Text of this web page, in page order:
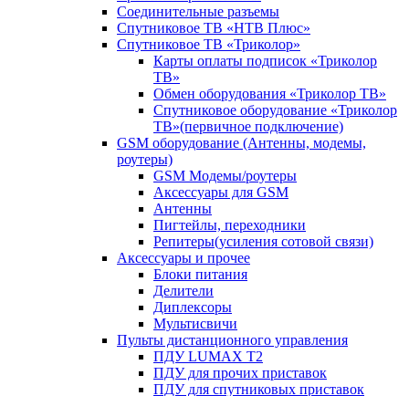
Соединительные разъемы
Спутниковое ТВ «НТВ Плюс»
Спутниковое ТВ «Триколор»
Карты оплаты подписок «Триколор
ТВ»
Обмен оборудования «Триколор ТВ»
Спутниковое оборудование «Триколор
ТВ»(первичное подключение)
GSM оборудование (Антенны, модемы,
роутеры)
GSM Модемы/роутеры
Аксессуары для GSM
Антенны
Пигтейлы, переходники
Репитеры(усиления сотовой связи)
Аксессуары и прочее
Блоки питания
Делители
Диплексоры
Мультисвичи
Пульты дистанционного управления
ПДУ LUMAX Т2
ПДУ для прочих приставок
ПДУ для спутниковых приставок